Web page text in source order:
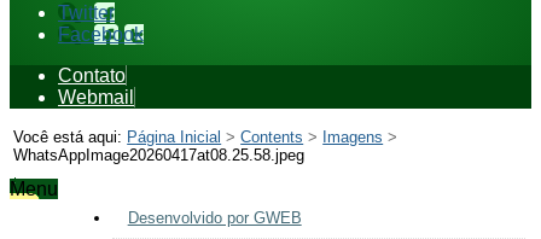
Twitter
Facebook
Contato
Webmail
Você está aqui: Página Inicial >Contents > Imagens >
WhatsAppImage20260417at08.25.58.jpeg
Menu
Navegação
Desenvolvido por GWEB